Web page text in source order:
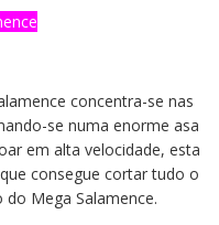
concentra-se nas
se numa enorme asa
em alta velocidade, esta
consegue cortar tudo o
Mega Salamence.